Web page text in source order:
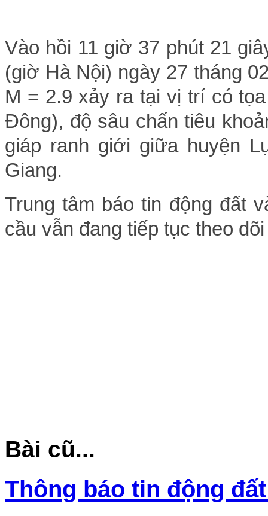
Vào hồi 11 giờ 37 phút 21
(giờ Hà Nội) ngày 27 tháng
M = 2.9 xảy ra tại vị trí có
Đông), độ sâu chấn tiêu
giáp ranh giới giữa huyện
Giang.
Trung tâm báo tin động đất
cầu vẫn đang tiếp tục theo
Bài cũ...
Thông báo tin động